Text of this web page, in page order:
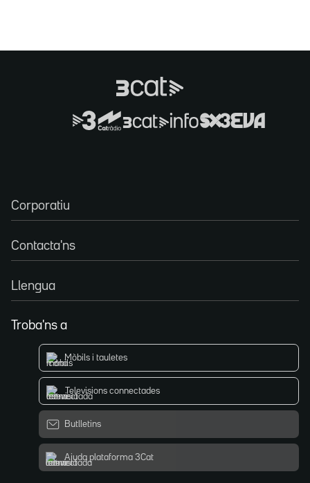
Corporatiu
Contacta'ns
Llengua
Troba'ns a
Mòbils i tauletes
Televisions connectades
Butlletins
Ajuda plataforma 3Cat